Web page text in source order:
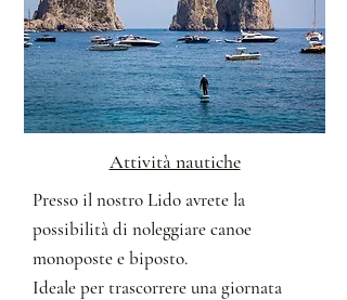
Attività nautiche
Presso il nostro Lido avrete la
possibilità di noleggiare canoe
monoposte e biposto.
Ideale pertrascorrereuna giornata